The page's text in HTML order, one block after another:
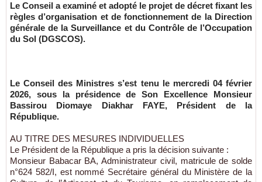
Le Conseil a examiné et adopté le projet de décret fixant les
règles d’organisation et de fonctionnement de la Direction
générale de la Surveillance et du Contrôle de l’Occupation
du Sol (DGSCOS).
Le Conseil des Ministres s’est tenu le mercredi 04 février
2026, sous la présidence de Son Excellence Monsieur
Bassirou Diomaye Diakhar FAYE, Président de la
République.
AU TITRE DES MESURES INDIVIDUELLES
Le Président de la République a pris la décision suivante :
Monsieur Babacar BA, Administrateur civil, matricule de solde
n°624 582/I, est nommé Secrétaire général du Ministère de la